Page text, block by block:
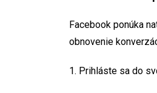
Facebook ponúka
obnovenie
Prihláste sa do